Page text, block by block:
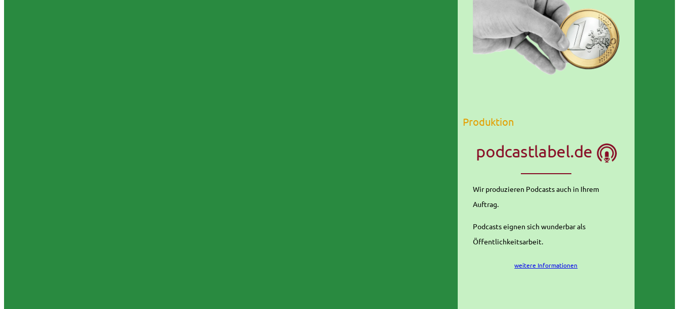
Produktion
Wir produzieren Podcasts auch in Ihrem
Auftrag.
Podcasts eignen sich wunderbar als
Öffentlichkeitsarbeit.
weitere Informationen